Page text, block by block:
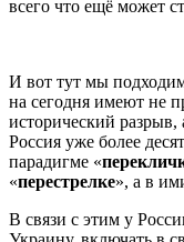
всего что ещё может
И вот тут мы
на сегодня имеют не
исторический
Россия уже более
парадигме «
«перестрелке», а в
В связи с этим у